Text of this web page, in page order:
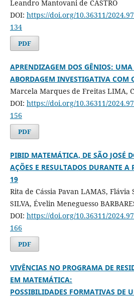
Leandro Mantovani de CASTRO
DOI: https://doi.org/10.36311/
134
PDF
APRENDIZAGEM DOS GÊNIOS:
ABORDAGEM INVESTIGATIVA COM
Marcela Marques de Freitas LIMA,
DOI: https://doi.org/10.36311/
156
PDF
PIBID MATEMÁTICA, DE SÃO JOSÉ
AÇÕES E RESULTADOS DURANTE
19
Rita de Cássia Pavan LAMAS, Flávia
SILVA, Évelin Meneguesso
DOI: https://doi.org/10.36311/
166
PDF
VIVÊNCIAS NO PROGRAMA DE
EM MATEMÁTICA:
POSSIBILIDADES FORMATIVAS DE